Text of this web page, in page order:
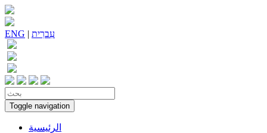
ENG | עִברִית
Toggle navigation
الرئيسية